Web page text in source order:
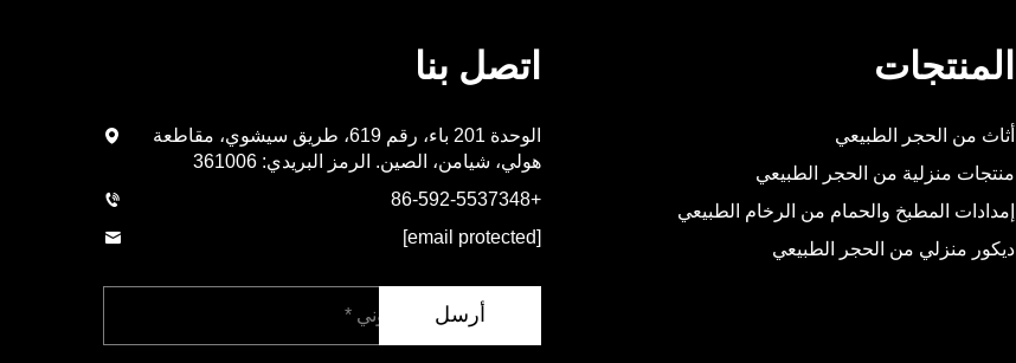
المنتجات
أثاث من الحجر الطبيعي
منتجات منزلية من الحجر الطبيعي
إمدادات المطبخ والحمام من الرخام الطبيعي
ديكور منزلي من الحجر الطبيعي
اتصل بنا
الوحدة 201 باء، رقم 619، طريق سيشوي، مقاطعة
هولي، شيامن، الصين. الرمز البريدي: 361006
+86-592-5537348
[email protected]
أرسل